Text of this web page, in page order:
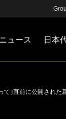
ニュース 日本
｣直前に公開された